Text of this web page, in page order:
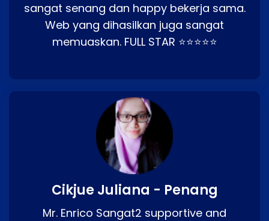
sangat senang dan happy bekerja sama.
Web yang dihasilkan juga sangat
memuaskan. FULL STAR ⭐⭐⭐⭐⭐
Cikjue Juliana - Penang
Mr. Enrico Sangat2 supportive and